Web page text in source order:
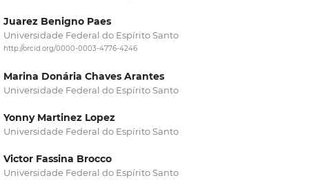
Juarez Benigno Paes
Universidade Federal do Espírito Santo
http://orcid.org/0000-0003-4776-4246
Marina Donária Chaves Arantes
Universidade Federal do Espírito Santo
Yonny Martinez Lopez
Universidade Federal do Espírito Santo
Victor Fassina Brocco
Universidade Federal do Espírito Santo